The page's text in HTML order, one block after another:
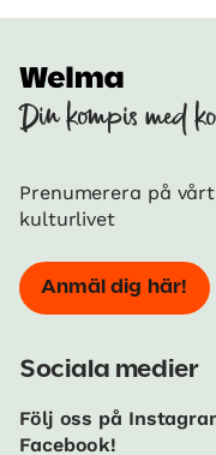
Din kompis med
Prenumerera på
kulturlivet
Anmäl dig här!
Sociala medier
Följ oss på
Facebook!